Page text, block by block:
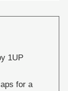
1UP
for a